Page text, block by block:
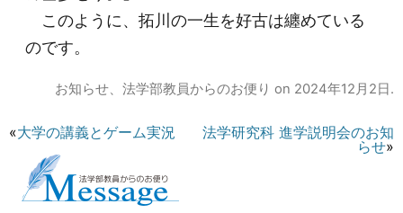
このように、拓川の一生を好古は纏めている
のです。
お知らせ、 法学部教員からのお便り on 2024年12月2日.
«大学の講義とゲーム実況
法学研究科 進学説明会のお知
らせ»